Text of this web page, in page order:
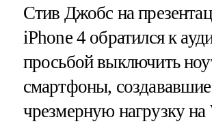
Стив Джобс на
iPhone4 обратился к
просьбой выключить
смартфоны, создававшие
чрезмерную нагрузку